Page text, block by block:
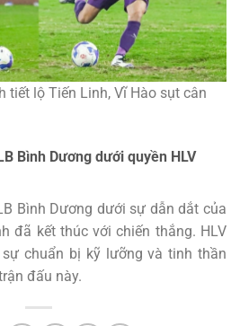
tiết lộ Tiến Linh, Vĩ Hào sụt cân
Bình Dương dưới quyền HLV
Bình Dương dưới sự dẫn dắt của
đã kết thúc với chiến thắng. HLV
chuẩn bị kỹ lưỡng và tinh thần
đấu này.